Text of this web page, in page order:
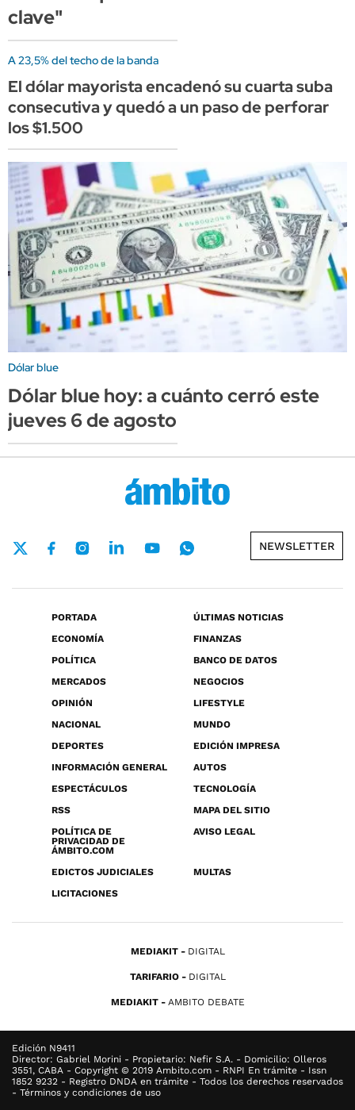
clave"
A 23,5% del techo de la banda
El dólar mayorista encadenó su cuarta suba
consecutiva y quedó a un paso de perforar
los $1.500
Dólar blue
Dólar blue hoy: a cuánto cerró este
jueves 6 de agosto
NEWSLETTER
PORTADA
ÚLTIMAS NOTICIAS
ECONOMÍA
FINANZAS
POLÍTICA
BANCO DE DATOS
MERCADOS
NEGOCIOS
OPINIÓN
LIFESTYLE
NACIONAL
MUNDO
DEPORTES
EDICIÓN IMPRESA
INFORMACIÓN GENERAL
AUTOS
ESPECTÁCULOS
TECNOLOGÍA
RSS
MAPA DEL SITIO
POLÍTICA DE
PRIVACIDAD DE
ÁMBITO.COM
AVISO LEGAL
EDICTOS JUDICIALES
MULTAS
LICITACIONES
MEDIAKIT DIGITAL
TARIFARIO DIGITAL
MEDIAKIT AMBITO DEBATE
Edición N9411
Director: Gabriel Morini - Propietario: Nefir S.A. - Domicilio: Olleros
3551, CABA - Copyright © 2019 Ambito.com - RNPI En trámite - Issn
1852 9232 - Registro DNDA en trámite - Todos los derechos reservados
- Términos y condiciones de uso